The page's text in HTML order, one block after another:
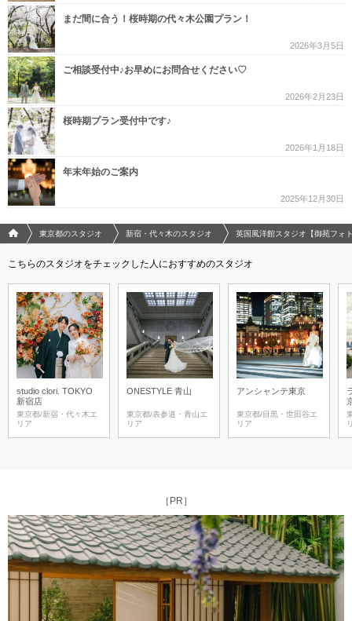
まだ間に合う！桜時期の代々木公園プラン！
2026年3月5日
ご相談受付中♪お早めにお問合せください♡
2026年2月23日
桜時期プラン受付中です♪
2026年1月18日
年末年始のご案内
2025年12月30日
フォトウエディング/結婚写真のPhotorait ホーム
東京都のスタジオ 新宿・代々木のスタジオ 英国風洋館スタジオ【御苑フォ
こちらのスタジオをチェックした人におすすめのスタジオ
studio clori. TOKYO
新宿店
東京都/新宿・代々木エ
リア
ONESTYLE 青山
東京都/表参道・青山エ
リア
アンシャンテ東京
東京都/目黒・世田谷エ
リア
［PR］